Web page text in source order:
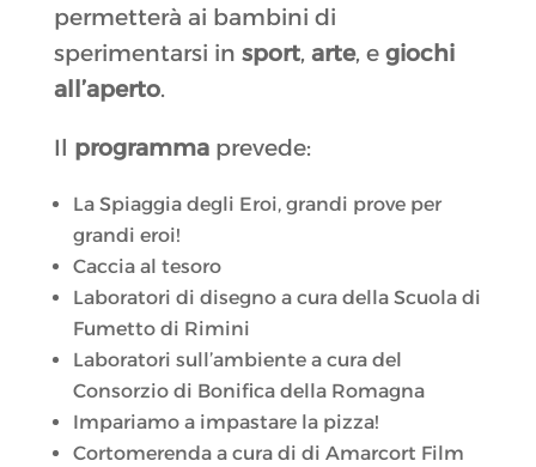
permetterà ai bambini di
sperimentarsi in sport, arte, e giochi
all’aperto.
Il programmaprevede:
La Spiaggia degli Eroi, grandi prove per
grandi eroi!
Caccia al tesoro
Laboratori di disegno a cura della Scuola di
Fumetto di Rimini
Laboratori sull’ambiente a cura del
Consorzio di Bonifica della Romagna
Impariamo a impastare la pizza!
Cortomerenda a cura di di Amarcort Film